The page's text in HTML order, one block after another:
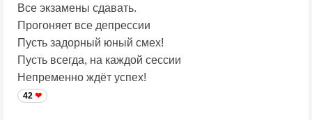
Все экзамены сдавать.
Прогоняет все депрессии
Пусть задорный юный смех!
Пусть всегда, на каждой сессии
Непременно ждёт успех!
42